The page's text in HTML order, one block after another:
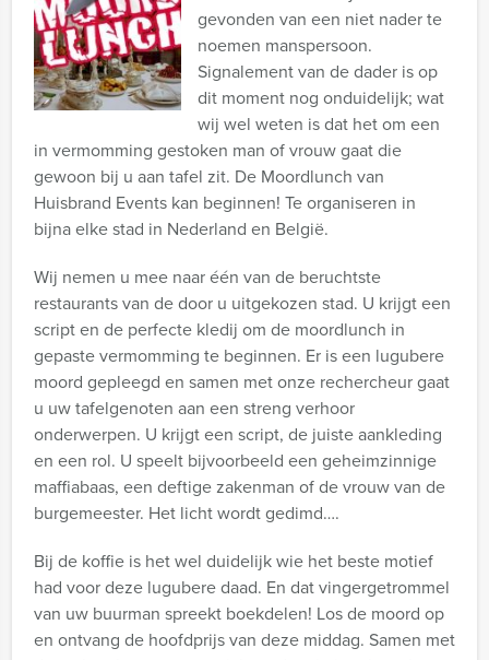
gevonden van een niet nader te
noemen manspersoon.
Signalement van de dader is op
dit moment nog onduidelijk; wat
wij wel weten is dat het om een
in vermomming gestoken man of vrouw gaat die
gewoon bij u aan tafel zit. De Moordlunch van
Huisbrand Events kan beginnen! Te organiseren in
bijna elke stad in Nederland en België.
Wij nemen u mee naar één van de beruchtste
restaurants van de door u uitgekozen stad. U krijgt een
script en de perfecte kledij om de moordlunch in
gepaste vermomming te beginnen. Er is een lugubere
moord gepleegd en samen met onze rechercheur gaat
u uw tafelgenoten aan een streng verhoor
onderwerpen. U krijgt een script, de juiste aankleding
en een rol. U speelt bijvoorbeeld een geheimzinnige
maffiabaas, een deftige zakenman of de vrouw van de
burgemeester. Het licht wordt gedimd….
Bij de koffie is het wel duidelijk wie het beste motief
had voor deze lugubere daad. En dat vingergetrommel
van uw buurman spreekt boekdelen! Los de moord op
en ontvang de hoofdprijs van deze middag. Samen met